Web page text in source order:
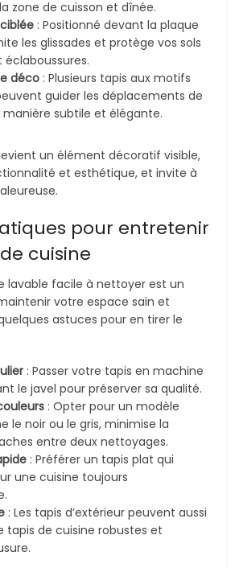
zone de cuisson et dînée.
: Positionné devant la plaque
les glissades et protège vos sols
déco : Plusieurs tapis aux motifs
guider les déplacements de
manière subtile et élégante.
un élément décoratif visible,
et esthétique, et invite à
pour entretenir
cuisine
lavable facile à nettoyer est un
votre espace sain et
astuces pour en tirer le
: Passer votre tapis en machine
le javel pour préserver sa qualité.
: Opter pour un modèle
le noir ou le gris, minimise la
entre deux nettoyages.
: Préférer un tapis plat qui
une cuisine toujours
: Les tapis d’extérieur peuvent aussi
tapis de cuisine robustes et